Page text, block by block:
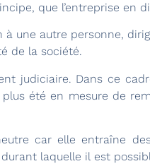
que l’entreprise en
une autre personne,
de la société.
judiciaire. Dans ce
été en mesure de
car elle entraîne
laquelle il est